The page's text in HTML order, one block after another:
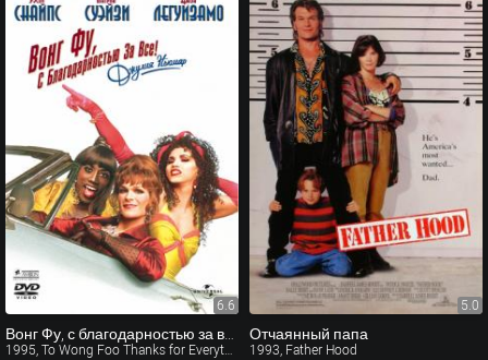
6.6
1995, To Wong Foo Thanks for Everything, Julie Newmar
5.0
Отчаянный папа
1993, Father Hood